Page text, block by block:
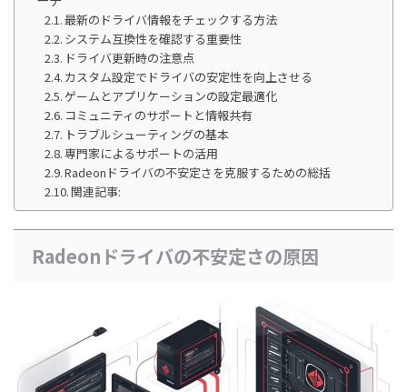
最新のドライバ情報をチェックする方法
システム互換性を確認する重要性
ドライバ更新時の注意点
カスタム設定でドライバの安定性を向上させる
ゲームとアプリケーションの設定最適化
コミュニティのサポートと情報共有
トラブルシューティングの基本
専門家によるサポートの活用
Radeonドライバの不安定さを克服するための総括
関連記事:
Radeonドライバの不安定さの原因